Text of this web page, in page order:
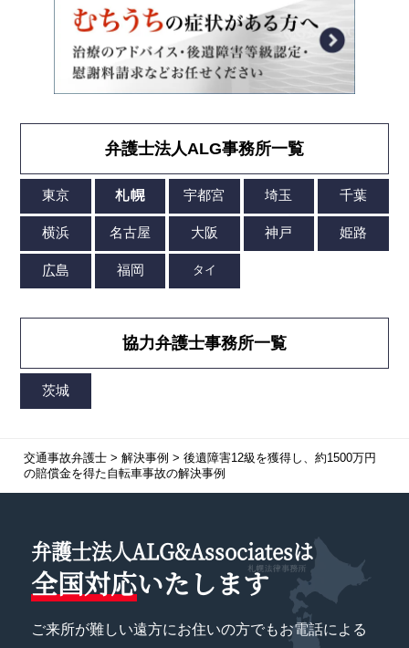
弁護士法人ALG事務所一覧
協力弁護士事務所一覧
交通事故弁護士> 解決事例 > 後遺障害12級を獲得し、約1500万円
の賠償金を得た自転車事故の解決事例
弁護士法人ALG&Associatesは
全国対応いたします
ご来所が難しい遠方にお住いの方でもお電話による